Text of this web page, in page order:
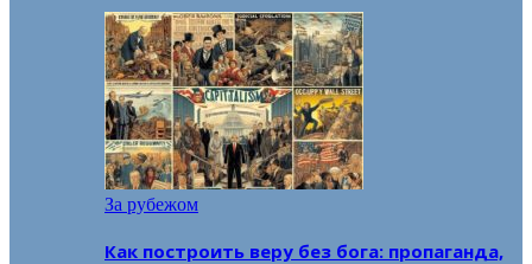
За рубежом
Как построить веру без бога: пропаганда,